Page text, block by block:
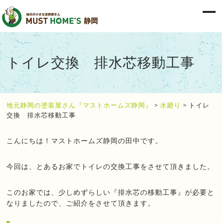
トイレ交換 排水芯移動工事
地元静岡の塗装屋さん『マストホームズ静岡』 >水廻り > トイレ
交換 排水芯移動工事
こんにちは！マストホームズ静岡の田中です。
今回は、とあるお家でトイレの交換工事をさせて頂きました。
このお家では、少しめずらしい『排水芯の移動工事』が必要と
なりましたので、ご紹介をさせて頂きます。